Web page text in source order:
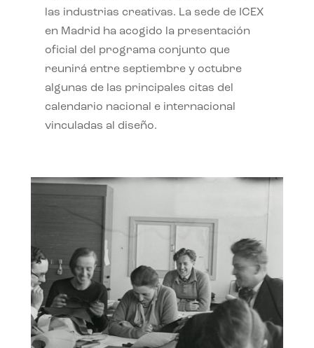
las industrias creativas. La sede de ICEX
en Madrid ha acogido la presentación
oficial del programa conjunto que
reunirá entre septiembre y octubre
algunas de las principales citas del
calendario nacional e internacional
vinculadas al diseño.